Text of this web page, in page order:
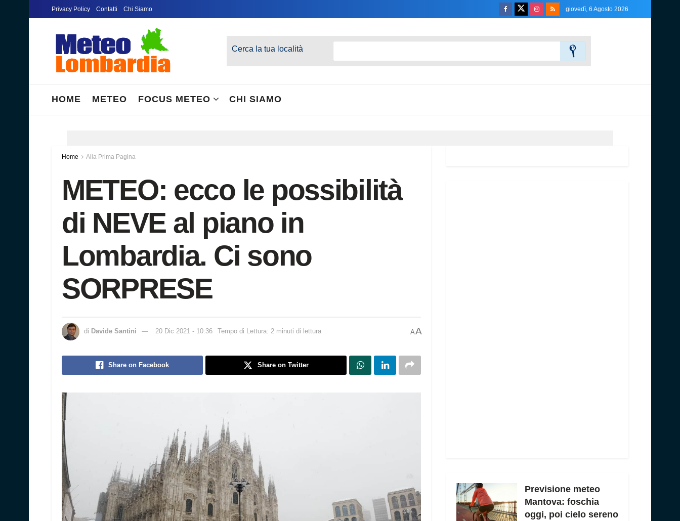
Privacy Policy Contatti Chi Siamo giovedì, 6 Agosto 2026
Cerca la tua località
HOME METEO FOCUS METEO CHI SIAMO
Home Alla Prima Pagina
METEO: ecco le possibilità
di NEVE al piano in
Lombardia. Ci sono
SORPRESE
di Davide Santini 20 Dic 2021 - 10:36 Tempo di Lettura: 2 minuti di lettura AA
Share on Facebook Share on Twitter
Previsione meteo
Mantova: foschia
oggi, poi cielo sereno